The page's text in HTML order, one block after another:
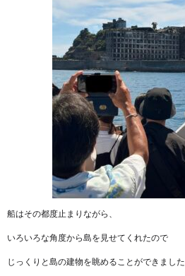
船はその都度止まりながら、
いろいろな角度から島を見せてくれたので
じっくりと島の建物を眺めることができました